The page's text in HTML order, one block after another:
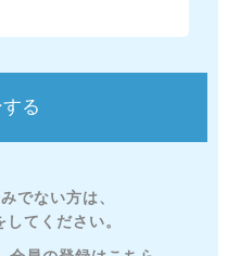
でない方は、
てください。